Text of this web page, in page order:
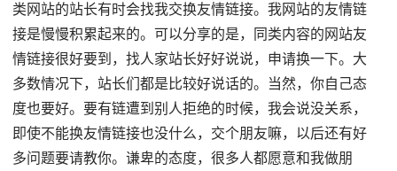
类网站的站长有时会找我交换友情链接。我网站的友情链
接是慢慢积累起来的。可以分享的是，同类内容的网站友
情链接很好要到，找人家站长好好说说，申请换一下。大
多数情况下，站长们都是比较好说话的。当然，你自己态
度也要好。要有链遭到别人拒绝的时候，我会说没关系，
即使不能换友情链接也没什么，交个朋友嘛，以后还有好
多问题要请教你。谦卑的态度，很多人都愿意和我做朋